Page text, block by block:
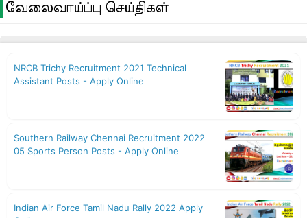
வேலைவாய்ப்பு செய்திகள்